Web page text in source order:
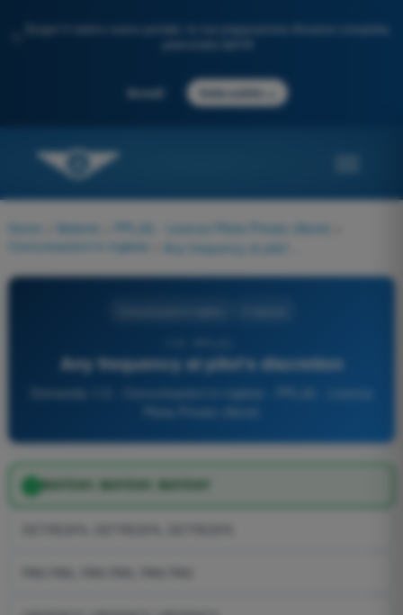
Scopri il nostro nuovo portale: la tua preparazione d'esame completa,
Accedi Inizia subito
Home Materie PPL(A) - Licenza Pilota Privato (Aerei)
Comunicazioni in inglese
Any frequency at pilot's discretion
MAYDAY, MAYDAY, MAYDAY